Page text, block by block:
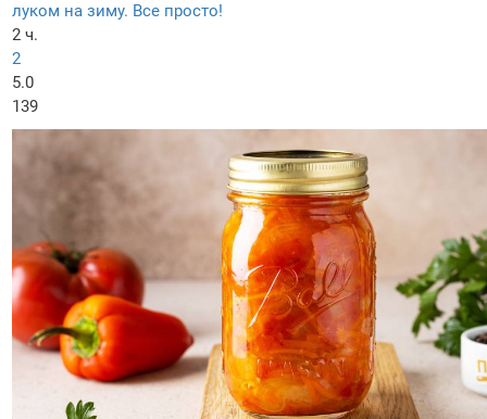
луком на зиму. Все просто!
2 ч.
2
5.0
139